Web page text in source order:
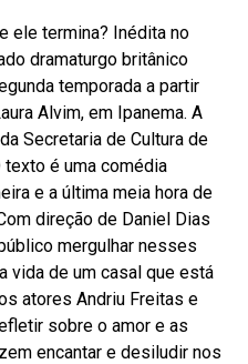
ele termina? Inédita no
dramaturgo britânico
temporada a partir
Alvim, em Ipanema. A
Secretaria de Cultura de
texto é uma comédia
e a última meia hora de
direção de Daniel Dias
mergulhar nesses
vida de um casal que está
atores Andriu Freitas e
sobre o amor e as
encantar e desiludir nos